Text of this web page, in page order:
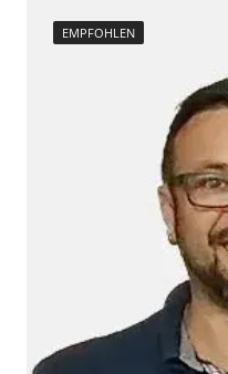
Reset nach
Servicerückstellung
Steuergerät
Turbolader
unbekannte Funktion
Zurücksetzen der
Verfügbarkeit abhängig von
EMPFOHLEN